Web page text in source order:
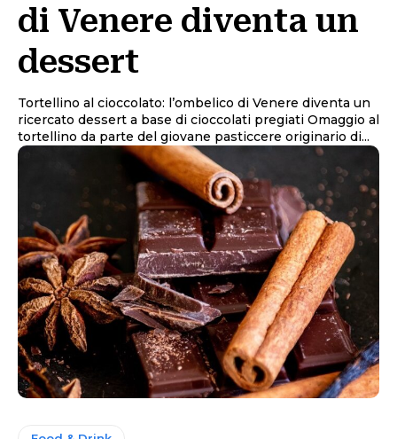
di Venere diventa un
dessert
Tortellino al cioccolato: l’ombelico di Venere diventa un
ricercato dessert a base di cioccolati pregiati Omaggio al
tortellino da parte del giovane pasticcere originario di...